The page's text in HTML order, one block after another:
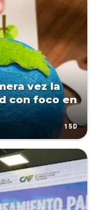
vez la
con foco en
15D